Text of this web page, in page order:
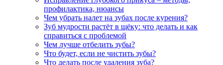
профилактика, нюансы
Чем убрать налет на зубах после курения?
Зуб мудрости растёт в щёку: что делать и как
справиться с проблемой
Чем лучше отбелить зубы?
Что будет, если не чистить зубы?
Что делать после удаления зуба?